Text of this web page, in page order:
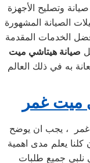
وتصليح الأجهزة
الصيانة المشهورة
الخدمات المقدمة
صيانة هيتاشي ميت
به في ذلك العالم
ميت غمر
غمر ، يجب ان يوضح
يعلم مدى اهمية
نلبي جميع طلبات